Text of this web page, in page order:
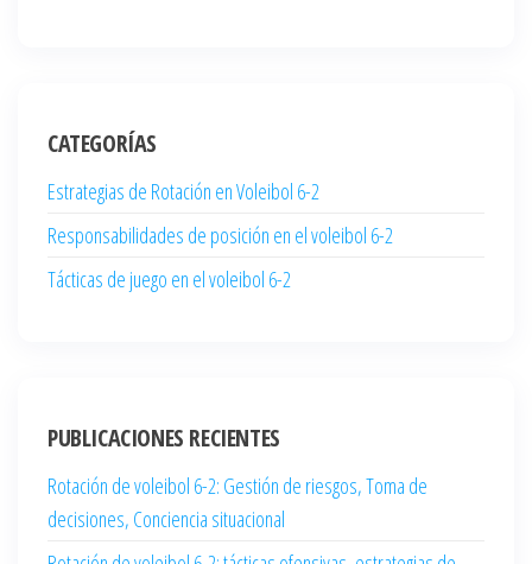
CATEGORÍAS
Estrategias de Rotación en Voleibol 6-2
Responsabilidades de posición en el voleibol 6-2
Tácticas de juego en el voleibol 6-2
PUBLICACIONES RECIENTES
Rotación de voleibol 6-2: Gestión de riesgos, Toma de
decisiones, Conciencia situacional